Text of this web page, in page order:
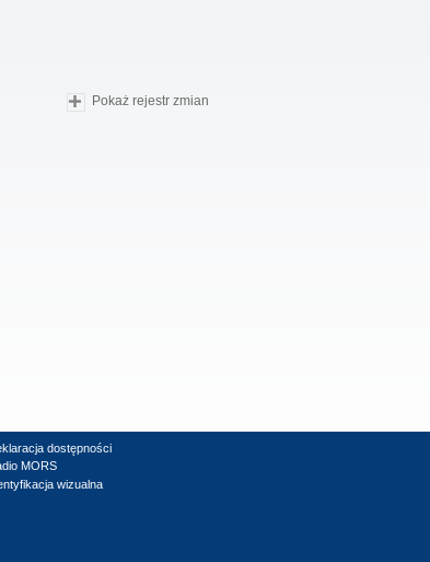
Pokaż rejestr zmian
dostępności
MORS
wizualna